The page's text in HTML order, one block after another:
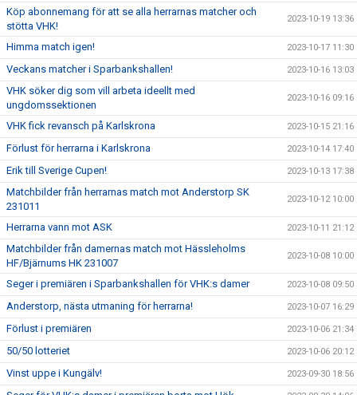
Köp abonnemang för att se alla herrarnas matcher och
stötta VHK!
2023-10-19 13:36
Himma match igen! 2023-10-17 11:30
Veckans matcher i Sparbankshallen! 2023-10-16 13:03
VHK söker dig som vill arbeta ideellt med
ungdomssektionen
2023-10-16 09:16
VHK fick revansch på Karlskrona 2023-10-15 21:16
Förlust för herrarna i Karlskrona 2023-10-14 17:40
Erik till Sverige Cupen! 2023-10-13 17:38
Matchbilder från herrarnas match mot Anderstorp SK
231011
2023-10-12 10:00
Herrarna vann mot ASK 2023-10-11 21:12
Matchbilder från damernas match mot Hässleholms
HF/Bjärnums HK 231007
2023-10-08 10:00
Seger i premiären i Sparbankshallen för VHK:s damer 2023-10-08 09:50
Anderstorp, nästa utmaning för herrarna! 2023-10-07 16:29
Förlust i premiären 2023-10-06 21:34
50/50 lotteriet 2023-10-06 20:12
Vinst uppe i Kungälv! 2023-09-30 18:56